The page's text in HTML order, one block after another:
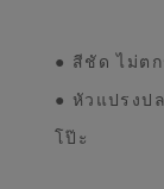
● สีชัด ไม่ต
● หัวแปรงป
โป๊ะ